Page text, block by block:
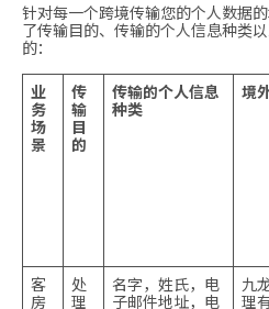
针对每一个跨境传输您的个人数据
了传输目的、传输的个人信息种类
的：
业
务
场
景
传
输
目
的
传输的个人信息
种类
境
客
房
处
理
名字，姓氏，电
子邮件地址，电
九
理